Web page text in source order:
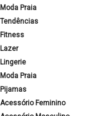
Moda Praia
Tendências
Fitness
Lazer
Lingerie
Moda Praia
Pijamas
Acessório Feminino